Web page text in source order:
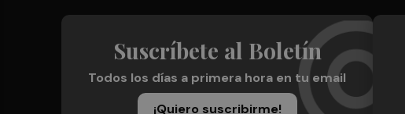
Suscríbete al Boletín
Todos los días a primera hora en tu email
¡Quiero suscribirme!